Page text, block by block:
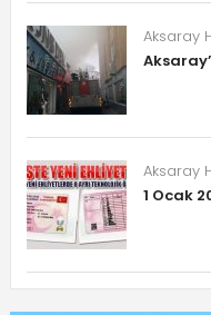
Aksaray
Aksaray
1 Ocak